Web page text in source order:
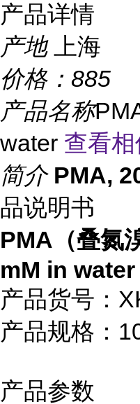
产品详情
产地
上海
价格： 885
产品名称
water 查看
简介 PMA,
品说明书
PMA（叠氮
mM in water
产品货号：
产品规格：
产品参数